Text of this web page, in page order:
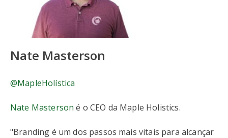
Nate Masterson
@MapleHolística
Nate Masterson é o CEO da Maple Holistics.
"Branding é um dos passos mais vitais para alcançar